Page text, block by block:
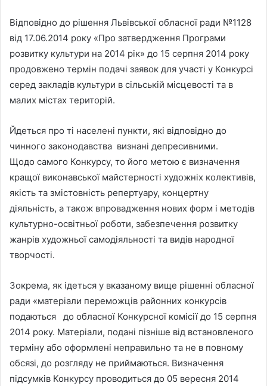
Відповідно до рішення Львівської обласної ради №1128
від 17.06.2014 року «Про затвердження Програми
розвитку культури на 2014 рік» до 15 серпня 2014 року
продовжено термін подачі заявок для участі у Конкурсі
серед закладів культури в сільській місцевості та в
малих містах територій.
Йдеться про ті населені пункти, які відповідно до
чинного законодавства визнані депресивними.
Щодо самого Конкурсу, то його метою є визначення
кращої виконавської майстерності художніх колективів,
якість та змістовність репертуару, концертну
діяльність, а також впровадження нових форм і методів
культурно-освітньої роботи, забезпечення розвитку
жанрів художньої самодіяльності та видів народної
творчості.
Зокрема, як ідеться у вказаному вище рішенні обласної
ради «матеріали переможців районних конкурсів
подаються до обласної Конкурсної комісії до 15 серпня
2014 року. Матеріали, подані пізніше від встановленого
терміну або оформлені неправильно та не в повному
обсязі, до розгляду не приймаються. Визначення
підсумків Конкурсу проводиться до 05 вересня 2014